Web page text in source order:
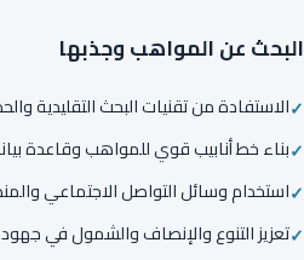
البحث عن المواهب وجذبها
الاستفادة من تقنيات البحث التقليدية
بناء خط أنابيب قوي للمواهب وقاعدة
استخدام وسائل التواصل الاجتماعي
تعزيز التنوع والإنصاف والشمول في